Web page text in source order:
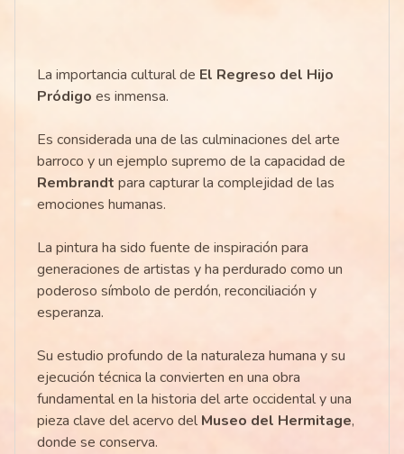
La importancia cultural de El Regreso del Hijo
Pródigo es inmensa.
Es considerada una de las culminaciones del arte
barroco y un ejemplo supremo de la capacidad de
Rembrandt para capturar la complejidad de las
emociones humanas.
La pintura ha sido fuente de inspiración para
generaciones de artistas y ha perdurado como un
poderoso símbolo de perdón, reconciliación y
esperanza.
Su estudio profundo de la naturaleza humana y su
ejecución técnica la convierten en una obra
fundamental en la historia del arte occidental y una
pieza clave del acervo del Museo del Hermitage,
donde se conserva.